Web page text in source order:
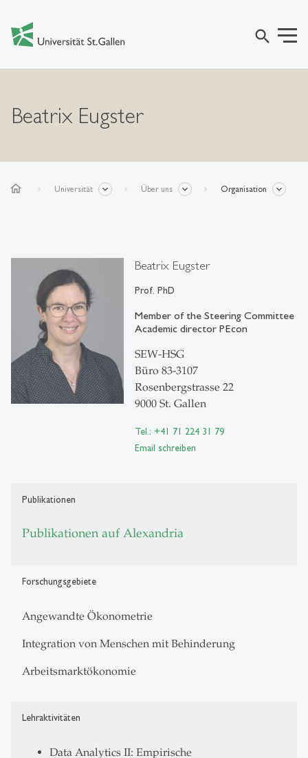
search
Beatrix Eugster
home Universität Über uns Organisation
Beatrix Eugster
Prof. PhD
Member of the Steering Committee
Academic director PEcon
SEW-HSG
Büro 83-3107
Rosenbergstrasse 22
9000 St. Gallen
Tel.: +41 71 224 31 79
Email schreiben
Publikationen
Publikationen auf Alexandria
Forschungsgebiete
Angewandte Ökonometrie
Integration von Menschen mit Behinderung
Arbeitsmarktökonomie
Lehraktivitäten
Data Analytics II: Empirische